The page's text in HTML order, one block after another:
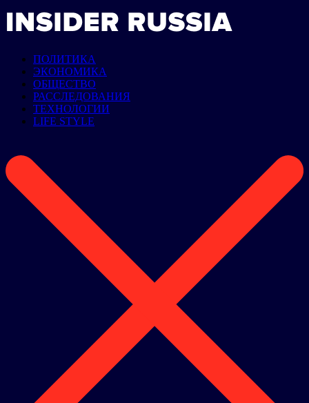
ПОЛИТИКА
ЭКОНОМИКА
ОБЩЕСТВО
РАССЛЕДОВАНИЯ
ТЕХНОЛОГИИ
LIFE STYLE